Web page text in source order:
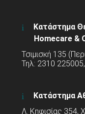
Κατάστημα
Homecare &
Τσιμισκή 135
Τηλ: 2310
Κατάστημα
Λ. Κηφισίας 354,